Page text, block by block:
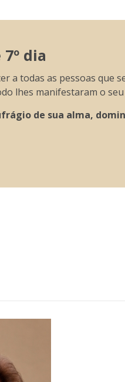
dia
a todas as pessoas que
lhes manifestaram o
de sua alma,